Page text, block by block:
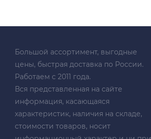
Большой ассортимент, выгодные
цены, быстрая доставка по России.
Работаем с 2011 года.
Вся представленная на сайте
информация, касающаяся
характеристик, наличия на складе,
стоимости товаров, носит